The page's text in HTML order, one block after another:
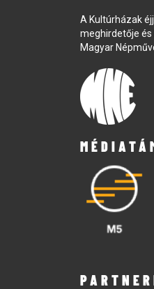
A Kultúrházak
meghirdetője és
Magyar